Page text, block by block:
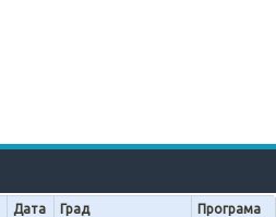
Дата Град
Програма